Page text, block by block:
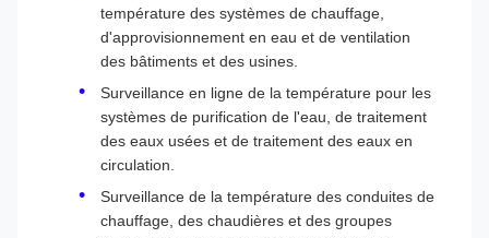
température des systèmes de chauffage,
d'approvisionnement en eau et de ventilation
des bâtiments et des usines.
Surveillance en ligne de la température pour les
systèmes de purification de l'eau, de traitement
des eaux usées et de traitement des eaux en
circulation.
Surveillance de la température des conduites de
chauffage, des chaudières et des groupes